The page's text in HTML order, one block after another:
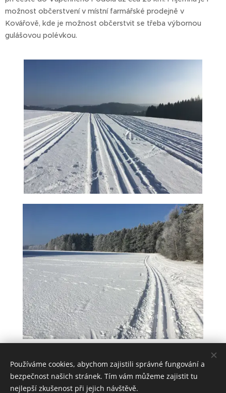
možnost občerstvení v místní farmářské prodejně v
Kovářově, kde je možnost občerstvit se třeba výbornou
gulášovou polévkou.
Share
Používáme cookies, abychom zajistili správné fungování a
bezpečnost našich stránek. Tím vám můžeme zajistit tu
nejlepší zkušenost při jejich návštěvě.